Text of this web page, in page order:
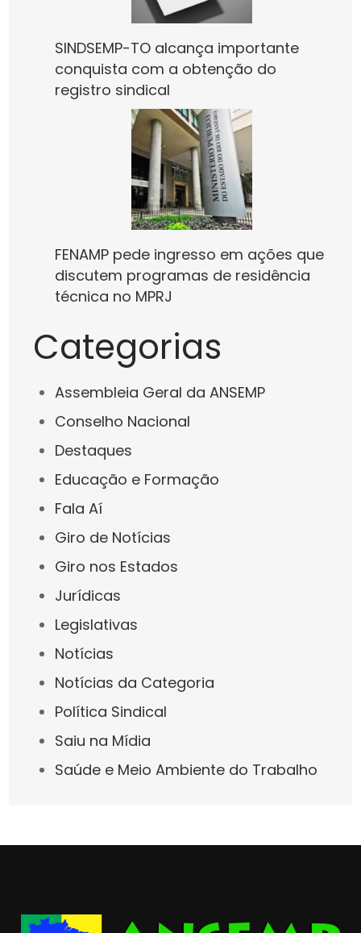
SINDSEMP-TO alcança importante
conquista com a obtenção do
registro sindical
FENAMP pede ingresso em ações que
discutem programas de residência
técnica no MPRJ
Categorias
Assembleia Geral da ANSEMP
Conselho Nacional
Destaques
Educação e Formação
Fala Aí
Giro de Notícias
Giro nos Estados
Jurídicas
Legislativas
Notícias
Notícias da Categoria
Política Sindical
Saiu na Mídia
Saúde e Meio Ambiente do Trabalho